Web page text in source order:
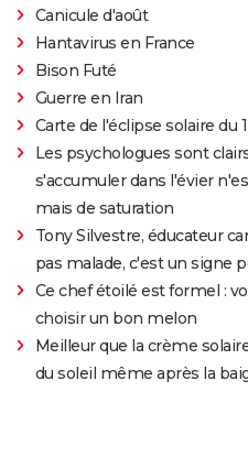
Canicule d'août
Hantavirus en France
Bison Futé
Guerre en Iran
Carte de l'éclipse solaire du
Les psychologues sont
s'accumuler dans l'évier
mais de saturation
Tony Silvestre, éducateur
pas malade, c'est un signe
Ce chef étoilé est formel :
choisir un bon melon
Meilleur que la crème
du soleil même après la